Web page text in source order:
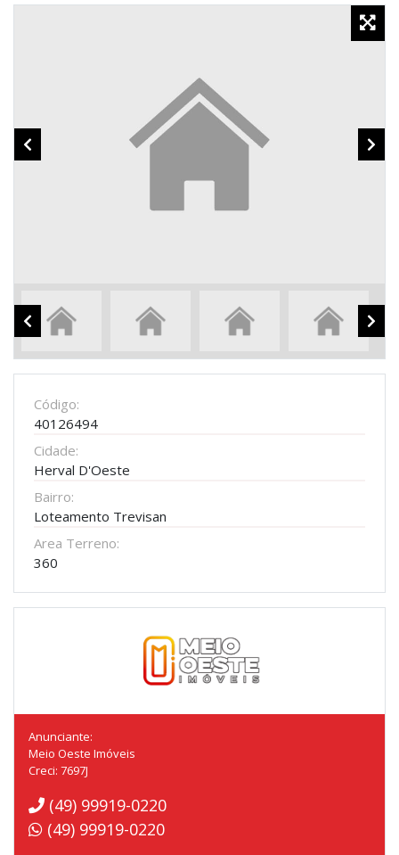
Código:
40126494
Cidade:
Herval D'Oeste
Bairro:
Loteamento Trevisan
Area Terreno:
360
Anunciante:
Meio Oeste Imóveis
Creci: 7697J
(49) 99919-0220
(49) 99919-0220